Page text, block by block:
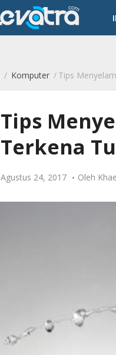
/ Komputer / Tips
Tips
Terkena
Agustus 24, 2017 Oleh